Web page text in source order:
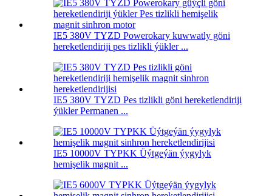
IE5 380V TYZD Powerokary kuwwatly göni
hereketlendiriji pes tizlikli ýükler ...
IE5 380V TYZD Pes tizlikli göni hereketlendiriji
ýükler Permanen ...
IE5 10000V TYPKK Üýtgeýän ýygylyk
hemişelik magnit ...